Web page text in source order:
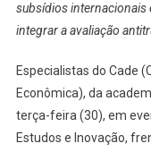
subsídios internacionais
integrar a avaliação
Especialistas do Cade
Econômica), da
terça-feira (30), em
Estudos e Inovação,